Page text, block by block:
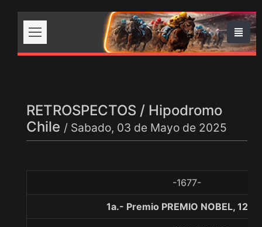
RETROSPECTOS / Hipodromo
Chile / Sabado, 03 de Mayo de 2025
-1677-
1a.- Premio PREMIO NOBEL,